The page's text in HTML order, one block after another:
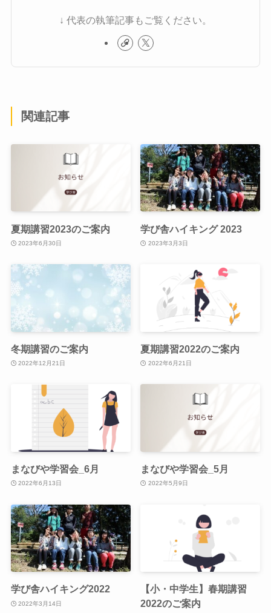
↓ 代表の執筆記事もご覧ください。
関連記事
夏期講習2023のご案内
2023年6月30日
学び舎ハイキング 2023
2023年3月3日
冬期講習のご案内
2022年12月21日
夏期講習2022のご案内
2022年6月21日
まなびや学習会_6月
2022年6月13日
まなびや学習会_5月
2022年5月9日
学び舎ハイキング2022
2022年3月14日
【小・中学生】春期講習
2022のご案内